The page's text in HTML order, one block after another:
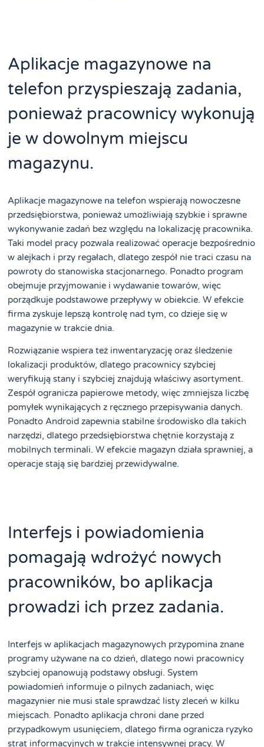
Aplikacje magazynowe na
telefon przyspieszają zadania,
ponieważ pracownicy wykonują
je w dowolnym miejscu
magazynu.
Aplikacje magazynowe na telefon wspierają nowoczesne
przedsiębiorstwa, ponieważ umożliwiają szybkie i sprawne
wykonywanie zadań bez względu na lokalizację pracownika.
Taki model pracy pozwala realizować operacje bezpośrednio
w alejkach i przy regałach, dlatego zespół nie traci czasu na
powroty do stanowiska stacjonarnego. Ponadto program
obejmuje przyjmowanie i wydawanie towarów, więc
porządkuje podstawowe przepływy w obiekcie. W efekcie
firma zyskuje lepszą kontrolę nad tym, co dzieje się w
magazynie w trakcie dnia.
Rozwiązanie wspiera też inwentaryzację oraz śledzenie
lokalizacji produktów, dlatego pracownicy szybciej
weryfikują stany i szybciej znajdują właściwy asortyment.
Zespół ogranicza papierowe metody, więc zmniejsza liczbę
pomyłek wynikających z ręcznego przepisywania danych.
Ponadto Android zapewnia stabilne środowisko dla takich
narzędzi, dlatego przedsiębiorstwa chętnie korzystają z
mobilnych terminali. W efekcie magazyn działa sprawniej, a
operacje stają się bardziej przewidywalne.
Interfejs i powiadomienia
pomagają wdrożyć nowych
pracowników, bo aplikacja
prowadzi ich przez zadania.
Interfejs w aplikacjach magazynowych przypomina znane
programy używane na co dzień, dlatego nowi pracownicy
szybciej opanowują podstawy obsługi. System
powiadomień informuje o pilnych zadaniach, więc
magazynier nie musi stale sprawdzać listy zleceń w kilku
miejscach. Ponadto aplikacja chroni dane przed
przypadkowym usunięciem, dlatego firma ogranicza ryzyko
strat informacyjnych w trakcie intensywnej pracy. W